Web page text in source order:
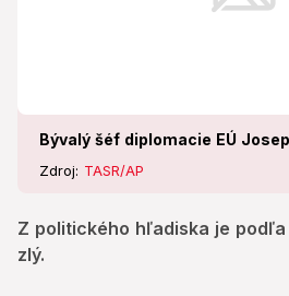
Bývalý šéf diplomacie EÚ
Zdroj: TASR/AP
Z politického hľadiska je
zlý.